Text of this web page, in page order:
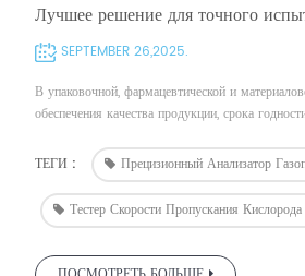
Лучшее решение для точного
SEPTEMBER 26,2025.
В упаковочной, фармацевтической и
обеспечения качества продукции, срока
ТЕГИ : Прецизионный Анализатор
Тестер Скорости Пропускания